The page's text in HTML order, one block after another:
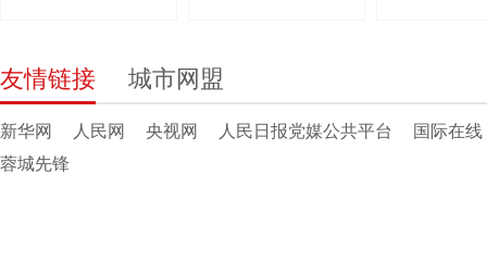
友情链接 城市网盟
新华网 人民网 央视网 人民日报党媒公共平台
国际在线
蓉城先锋